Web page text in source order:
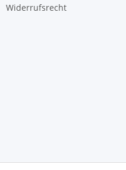
Widerrufsrecht